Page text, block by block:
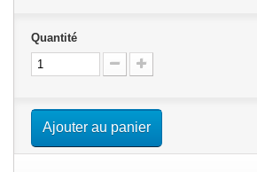
Quantité
Ajouter au panier